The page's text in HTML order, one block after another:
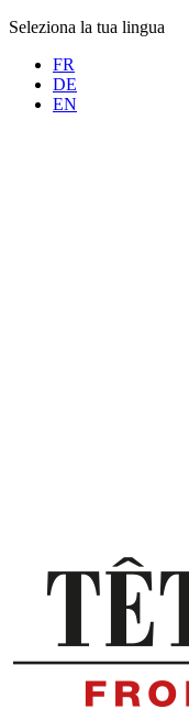
Seleziona la tua lingua
FR
DE
EN